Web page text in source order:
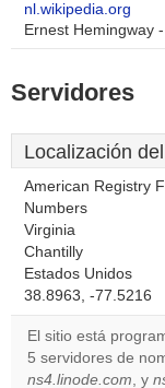
nl.wikipedia.org
Ernest Hemingway
Servidores
Localización
American Registry
Numbers
Virginia
Chantilly
Estados Unidos
38.8963, -77.5216
El sitio está
5 servidores de
ns4.linode.com, y